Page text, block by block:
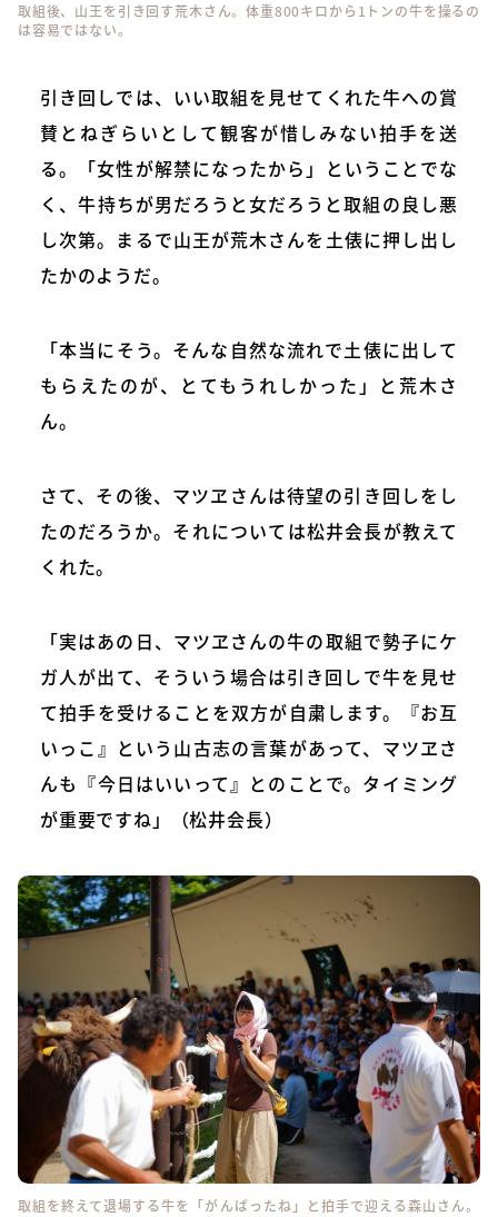
取組後、山王を引き回す荒木さん。体重800キロから1トンの牛を操るの
は容易ではない。
引き回しでは、いい取組を見せてくれた牛への賞
賛とねぎらいとして観客が惜しみない拍手を送
る。「女性が解禁になったから」ということでな
く、牛持ちが男だろうと女だろうと取組の良し悪
し次第。まるで山王が荒木さんを土俵に押し出し
たかのようだ。
「本当にそう。そんな自然な流れで土俵に出して
もらえたのが、とてもうれしかった」と荒木さ
ん。
さて、その後、マツヱさんは待望の引き回しをし
たのだろうか。それについては松井会長が教えて
くれた。
「実はあの日、マツヱさんの牛の取組で勢子にケ
ガ人が出て、そういう場合は引き回しで牛を見せ
て拍手を受けることを双方が自粛します。『お互
いっこ』という山古志の言葉があって、マツヱさ
んも『今日はいいって』とのことで。タイミング
が重要ですね」（松井会長）
取組を終えて退場する牛を「がんばったね」と拍手で迎える森山さん。